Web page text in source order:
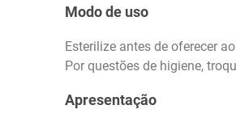
Modo de uso
Esterilize antes de oferecer
Por questões de higiene,
Apresentação